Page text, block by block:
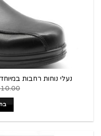
נעלי נוחות רחבות במיוחד